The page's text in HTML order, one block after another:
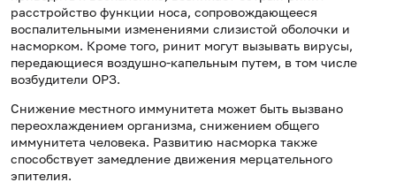
расстройство функции носа, сопровождающееся
воспалительными изменениями слизистой оболочки и
насморком. Кроме того, ринит могут вызывать вирусы,
передающиеся воздушно-капельным путем, в том числе
возбудители ОРЗ.
Снижение местного иммунитета может быть вызвано
переохлаждением организма, снижением общего
иммунитета человека. Развитию насморка также
способствует замедление движения мерцательного
эпителия.